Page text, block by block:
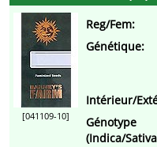
[041109-10]
Reg/Fem:
Génétique:
Intérieur/
Génotype
(Indica/